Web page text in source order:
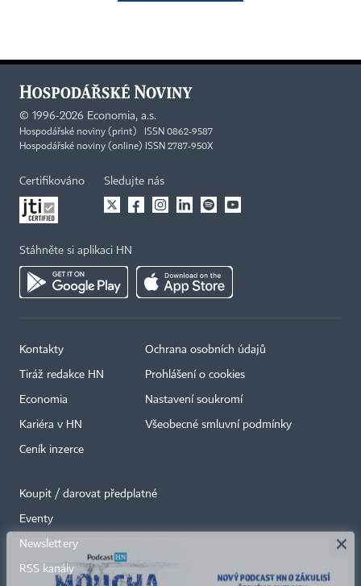
© 1996-2026 Economia, a.s.
Hospodářské noviny (print) ISSN 0862-9587
Hospodářské noviny (online) ISSN 2787-950X
Certifikováno Sledujte nás
Stáhněte si aplikaci HN
Kontakty
Tiráž redakce HN
Economia
Kariéra v HN
Ceník inzerce
Ochrana osobních údajů
Prohlášení o cookies
Nastavení soukromí
Všeobecné smluvní podmínky
Koupit / darovat předplatné
Eventy
Newslettery
RSS kanály
×